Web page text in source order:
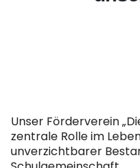
Unser Förderverein
zentrale Rolle im
unverzichtbarer